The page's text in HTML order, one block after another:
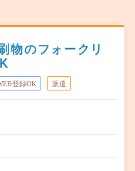
物のフォークリ
登録OK 派遣